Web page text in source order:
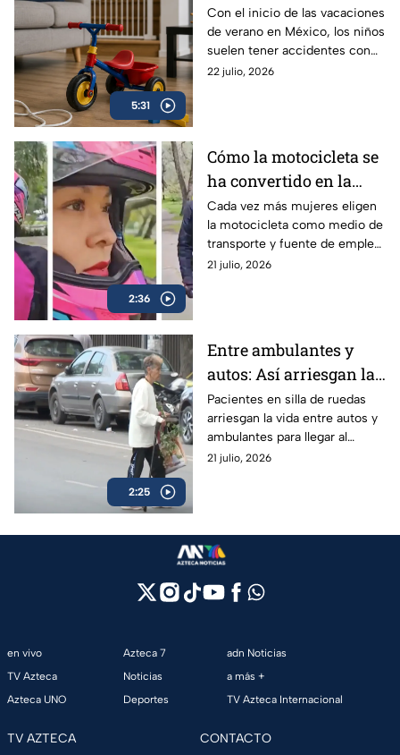
5:31
vacaciones: hasta 84
niños se lesionan cada
hora en México | VIDEO
Con el inicio de las vacaciones
de verano en México, los niños
suelen tener accidentes con
mucha más frecuencia, ¿qué
22 julio, 2026
2:36
Cómo la motocicleta se
ha convertido en la
aliada de libertad,
empleo y seguridad
para las mujeres
Cada vez más mujeres eligen
la motocicleta como medio de
transporte y fuente de empleo,
encontrando libertad, ahorro y
21 julio, 2026
2:25
Entre ambulantes y
autos: Así arriesgan la
vida los pacientes con
movilidad limitada del
Hospital Juárez en
GAM
Pacientes en silla de ruedas
arriesgan la vida entre autos y
ambulantes para llegar al
Hospital Juárez; autoridades
21 julio, 2026
en vivo
TV Azteca
Azteca UNO
Azteca 7
Noticias
Deportes
adn Noticias
a más +
TV Azteca Internacional
TV AZTECA CONTACTO